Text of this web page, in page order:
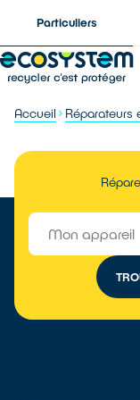
Particuliers
Accueil Réparateurs